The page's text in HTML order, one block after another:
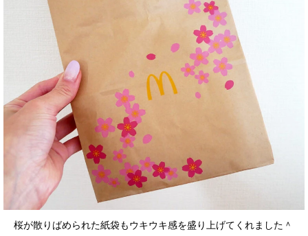
桜が散りばめられた紙袋もウキウキ感を盛り上げてくれました＾